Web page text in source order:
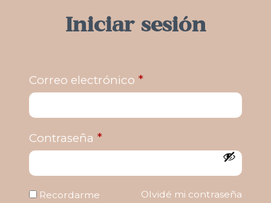
Iniciar sesión
Correo electrónico *
Contraseña *
Recordarme Olvidé mi contraseña